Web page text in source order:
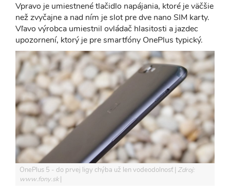
Vpravo je umiestnené tlačidlo napájania, ktoré je väčšie
než zvyčajne a nad ním je slot pre dve nano SIM karty.
Vľavo výrobca umiestnil ovládač hlasitosti a jazdec
upozornení, ktorý je pre smartfóny OnePlus typický.
OnePlus 5 - do prvej ligy chýba už len vodeodolnosť Zdroj:
www.fony.sk